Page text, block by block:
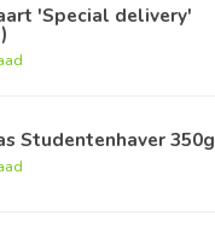
'Special delivery'
Studentenhaver 350g